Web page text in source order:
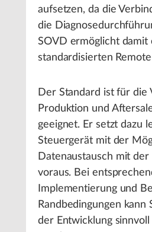
aufsetzen, da die
die
SOVD ermöglicht damit
standardisierten
Der Standard ist für die
Produktion und
geeignet. Er setzt dazu
Steuergerät mit der
Datenaustausch mit der
voraus. Bei
Implementierung und
Randbedingungen kann
der Entwicklung